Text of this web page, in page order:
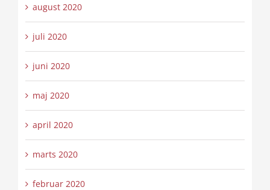
august 2020
juli 2020
juni 2020
maj 2020
april 2020
marts 2020
februar 2020